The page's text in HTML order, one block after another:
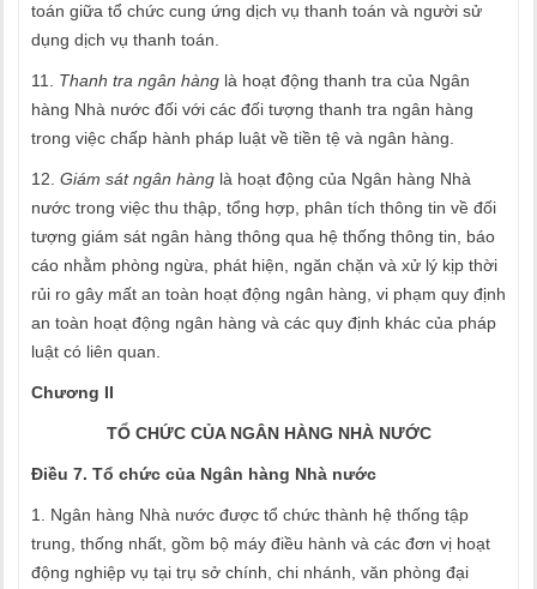
toán giữa tổ chức cung ứng dịch vụ thanh toán và người sử
dụng dịch vụ thanh toán.
11. Thanh tra ngân hàng là hoạt động thanh tra của Ngân
hàng Nhà nước đối với các đối tượng thanh tra ngân hàng
trong việc chấp hành pháp luật về tiền tệ và ngân hàng.
12. Giám sát ngân hàng là hoạt động của Ngân hàng Nhà
nước trong việc thu thập, tổng hợp, phân tích thông tin về đối
tượng giám sát ngân hàng thông qua hệ thống thông tin, báo
cáo nhằm phòng ngừa, phát hiện, ngăn chặn và xử lý kịp thời
rủi ro gây mất an toàn hoạt động ngân hàng, vi phạm quy định
an toàn hoạt động ngân hàng và các quy định khác của pháp
luật có liên quan.
Chương II
TỔ CHỨC CỦA NGÂN HÀNG NHÀ NƯỚC
Điều 7. Tổ chức của Ngân hàng Nhà nước
1. Ngân hàng Nhà nước được tổ chức thành hệ thống tập
trung, thống nhất, gồm bộ máy điều hành và các đơn vị hoạt
động nghiệp vụ tại trụ sở chính, chi nhánh, văn phòng đại